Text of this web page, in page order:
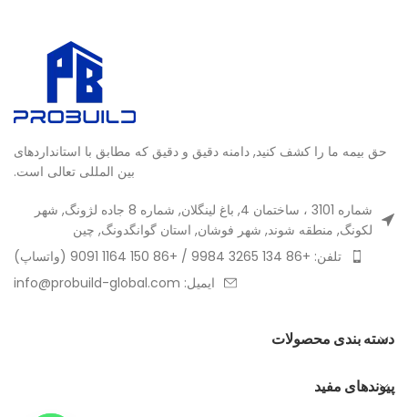
حق بیمه ما را کشف کنید, دامنه دقیق و دقیق که مطابق با استانداردهای
بین المللی تعالی است.
شماره 3101 ، ساختمان 4, باغ لینگلان, شماره 8 جاده لژونگ, شهر
لکونگ, منطقه شوند, شهر فوشان, استان گوانگدونگ, چین
تلفن: +86 134 3265 9984 / +86 150 1164 9091 (واتساپ)
ایمیل: info@probuild-global.com
دسته بندی محصولات
پیوندهای مفید